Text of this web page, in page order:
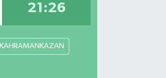
21:26
KAHRAMANKAZAN